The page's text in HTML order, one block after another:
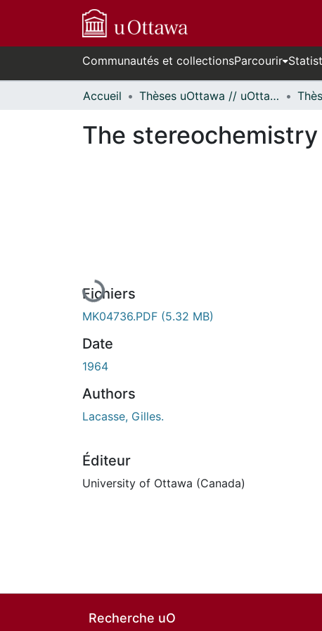
Communautés et collectionsParcourir
Accueil Thèses uOttawa // uOttawa Theses
The
En cours de chargement...
Fichiers
MK04736.PDF (5.32 MB)
Date
1964
Authors
Lacasse, Gilles.
Éditeur
University of Ottawa (Canada)
Recherche uO